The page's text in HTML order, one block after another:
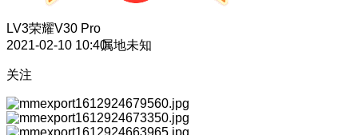
LV3荣耀V30 Pro
2021-02-10 10:40属地未知
关注